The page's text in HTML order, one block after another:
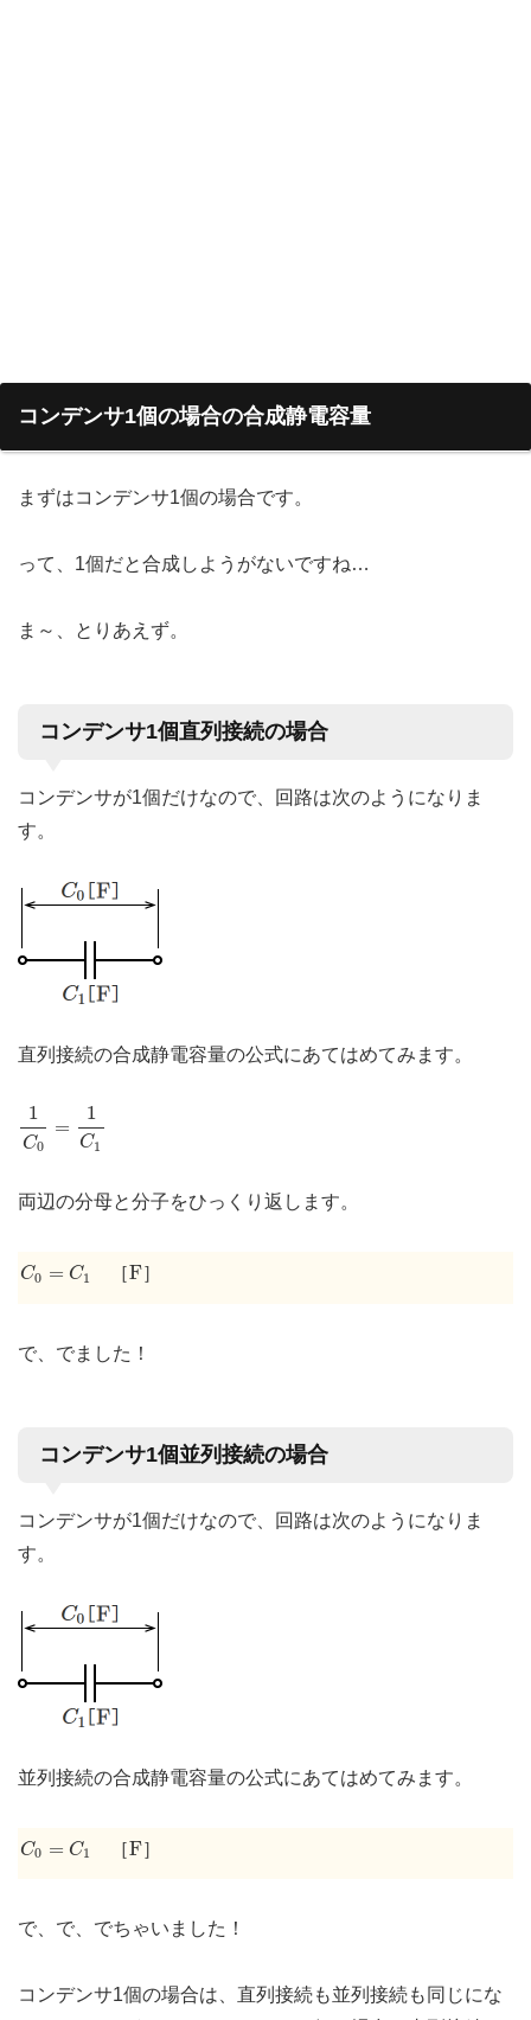
コンデンサ1個の場合の合成静電容量
まずはコンデンサ1個の場合です。
って、1個だと合成しようがないですね…
ま～、とりあえず。
コンデンサ1個直列接続の場合
コンデンサが1個だけなので、回路は次のようになりま
す。
直列接続の合成静電容量の公式にあてはめてみます。
1
C0
=
1
C1
C C1
両辺の分母と分子をひっくり返します。
C0 = C1
C0 C1 ［F
F］
で、でました！
コンデンサ1個並列接続の場合
コンデンサが1個だけなので、回路は次のようになりま
す。
並列接続の合成静電容量の公式にあてはめてみます。
C0 = C1
C0 1 ［F
F］
で、で、でちゃいました！
コンデンサ1個の場合は、直列接続も並列接続も同じにな